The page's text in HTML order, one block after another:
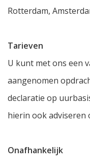
Rotterdam,
Tarieven
U kunt met ons een
aangenomen
declaratie op
hierin ook adviseren
Onafhankelijk